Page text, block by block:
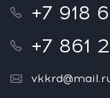
+7 918
+7 861